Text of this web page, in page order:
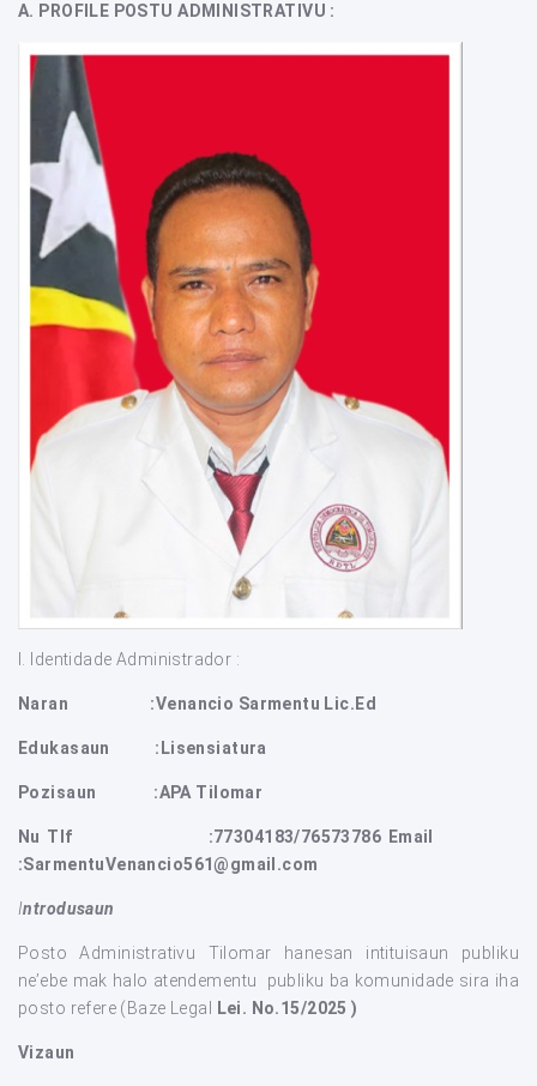
A. PROFILE POSTU ADMINISTRATIVU :
I. Identidade Administrador :
Naran :Venancio Sarmentu Lic.Ed
Edukasaun :Lisensiatura
Pozisaun :APA Tilomar
Nu Tlf :77304183/76573786 Email
:SarmentuVenancio561@gmail.com
Introdusaun
Posto Administrativu Tilomar hanesan intituisaun publiku
ne’ebe mak halo atendementu publiku ba komunidade sira iha
posto refere (Baze Legal
Lei. No.15/2025 )
Vizaun